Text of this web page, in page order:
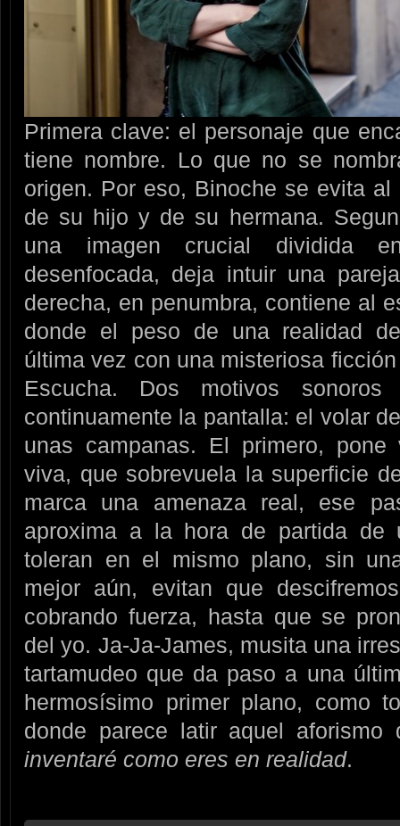
Primera clave: el personaje que
tiene nombre. Lo que no se
origen. Por eso, Binoche se evita
de su hijo y de su hermana.
una imagen crucial dividida
desenfocada, deja intuir una
derecha, en penumbra, contiene al
donde el peso de una realidad
última vez con una misteriosa
Escucha. Dos motivos
continuamente la pantalla: el volar
unas campanas. El primero,
viva, que sobrevuela la superficie
marca una amenaza real, ese
aproxima a la hora de partida
toleran en el mismo plano, sin
mejor aún, evitan que
cobrando fuerza, hasta que se
del yo. Ja-Ja-James, musita una
tartamudeo que da paso a una
hermosísimo primer plano, como
donde parece latir aquel
inventaré como eres en realidad.